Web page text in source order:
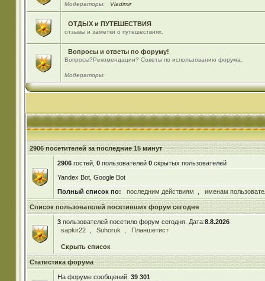
Модераторы:
Vladimir
ОТДЫХ и ПУТЕШЕСТВИЯ
отзывы и заметки о путешествиях.
Вопросы и ответы по форуму!
Вопросы?Рекомендации? Советы по использованию форума.
Модераторы:
2906 посетителей за последние 15 минут
2906гостей, 0пользователей 0скрытых пользователей
Yandex Bot, Google Bot
Полный список по:
последним действиям именам
Список пользователей посетивших форум сегодня
3пользователей посетило форум сегодня. Дата:8.8.2026
sapkir22
Suhoruk Планшетист
Скрыть список
Статистика форума
На форуме сообщений: 39 301